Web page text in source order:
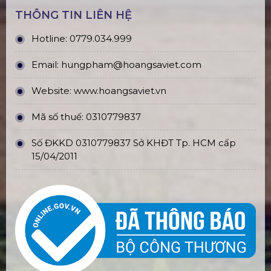
THÔNG TIN LIÊN HỆ
Hotline: 0779.034.999
Email: hungpham@hoangsaviet.com
Website: www.hoangsaviet.vn
Mã số thuế: 0310779837
Số ĐKKD 0310779837 Sở KHĐT Tp. HCM cấp
15/04/2011